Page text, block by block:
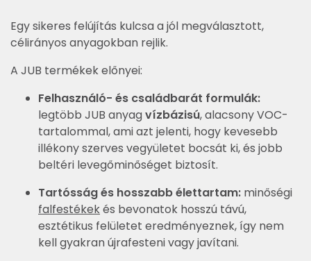
Egy sikeres felújítás kulcsa a jól megválasztott,
célirányos anyagokban rejlik.
A JUB termékek előnyei:
Felhasználó- és családbarát formulák:
legtöbb JUB anyag vízbázisú, alacsony VOC-
tartalommal, ami azt jelenti, hogy kevesebb
illékony szerves vegyületet bocsát ki, és jobb
beltéri levegőminőséget biztosít.
Tartósság és hosszabb élettartam: minőségi
falfestékekés bevonatok hosszú távú,
esztétikus felületet eredményeznek, így nem
kell gyakran újrafesteni vagy javítani.